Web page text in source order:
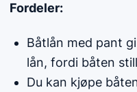
Fordeler:
Båtlån med pant
lån, fordi båten
Du kan kjøpe